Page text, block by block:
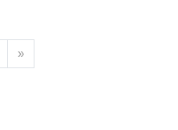
롬 처리가 제대로 되지 않는
표 미세조정 그외 여러 오타
전 사용자는 업데이트를 권장
»